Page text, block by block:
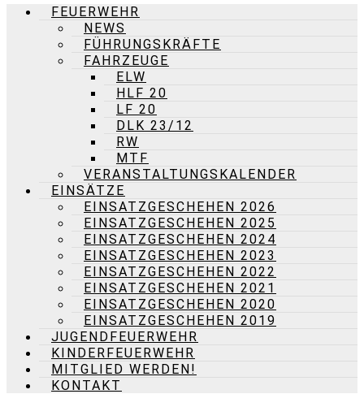
FEUERWEHR
NEWS
FÜHRUNGSKRÄFTE
FAHRZEUGE
ELW
HLF 20
LF 20
DLK 23/12
RW
MTF
VERANSTALTUNGSKALENDER
EINSÄTZE
EINSATZGESCHEHEN 2026
EINSATZGESCHEHEN 2025
EINSATZGESCHEHEN 2024
EINSATZGESCHEHEN 2023
EINSATZGESCHEHEN 2022
EINSATZGESCHEHEN 2021
EINSATZGESCHEHEN 2020
EINSATZGESCHEHEN 2019
JUGENDFEUERWEHR
KINDERFEUERWEHR
MITGLIED WERDEN!
KONTAKT